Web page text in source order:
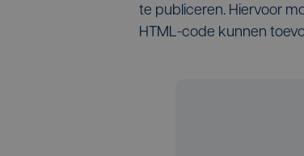
te publiceren. Hiervoor
HTML-code kunnen